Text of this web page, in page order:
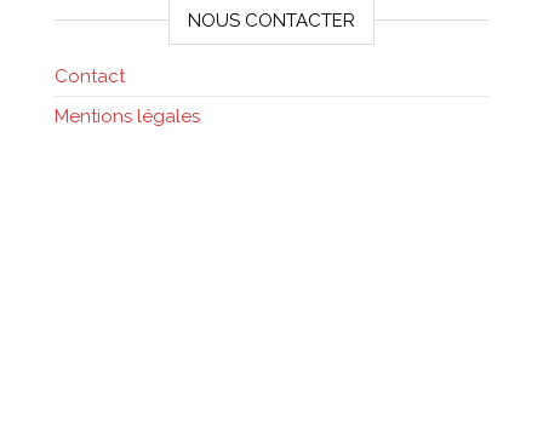
NOUS CONTACTER
Contact
Mentions légales